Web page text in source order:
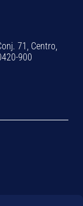
71, Centro,
900